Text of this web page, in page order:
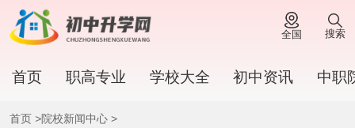
全国 搜索
首页 职高专业 学校大全 初中资讯 中职
首页 >院校新闻中心>